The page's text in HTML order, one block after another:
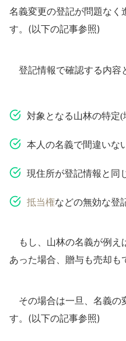
名義変更の登記が問題なく
す。(以下の記事参照)
登記情報で確認する内容
対象となる山林の特定(
本人の名義で間違いな
現住所が登記情報と同
抵当権などの無効な登
もし、山林の名義が例え
あった場合、贈与も売却も
その場合は一旦、名義の
す。(以下の記事参照)